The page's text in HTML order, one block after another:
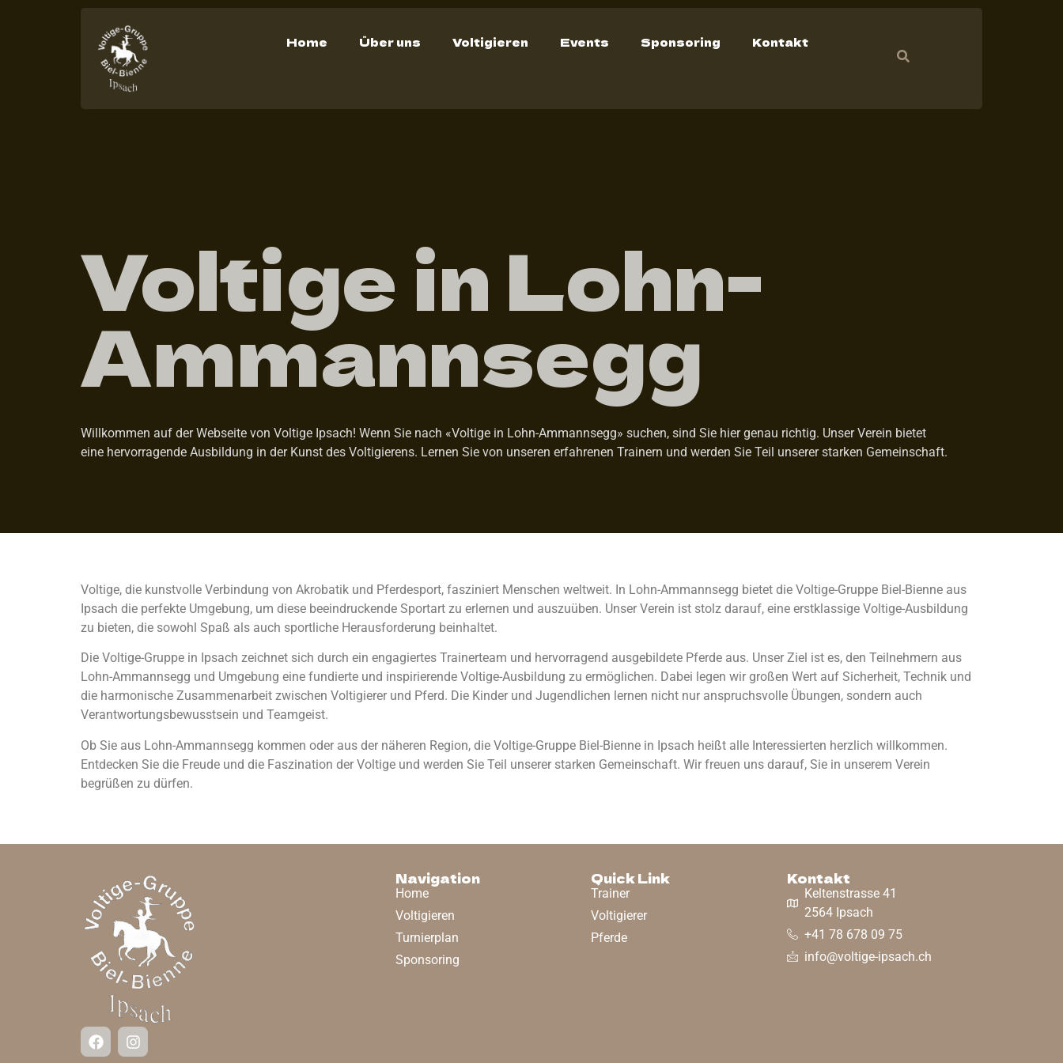
Home Über uns Voltigieren Events Sponsoring Kontakt
Voltige in Lohn-
Ammannsegg
Willkommen auf der Webseite von Voltige Ipsach! Wenn Sie nach «Voltige in Lohn-Ammannsegg» suchen, sind Sie hier genau richtig. Unser Verein bietet
eine hervorragende Ausbildung in der Kunst des Voltigierens. Lernen Sie von unseren erfahrenen Trainern und werden Sie Teil unserer starken Gemeinschaft.
Voltige, die kunstvolle Verbindung von Akrobatik und Pferdesport, fasziniert Menschen weltweit. In Lohn-Ammannsegg bietet die Voltige-Gruppe Biel-Bienne aus
Ipsach die perfekte Umgebung, um diese beeindruckende Sportart zu erlernen und auszuüben. Unser Verein ist stolz darauf, eine erstklassige Voltige-Ausbildung
zu bieten, die sowohl Spaß als auch sportliche Herausforderung beinhaltet.
Die Voltige-Gruppe in Ipsach zeichnet sich durch ein engagiertes Trainerteam und hervorragend ausgebildete Pferde aus. Unser Ziel ist es, den Teilnehmern aus
Lohn-Ammannsegg und Umgebung eine fundierte und inspirierende Voltige-Ausbildung zu ermöglichen. Dabei legen wir großen Wert auf Sicherheit, Technik und
die harmonische Zusammenarbeit zwischen Voltigierer und Pferd. Die Kinder und Jugendlichen lernen nicht nur anspruchsvolle Übungen, sondern auch
Verantwortungsbewusstsein und Teamgeist.
Ob Sie aus Lohn-Ammannsegg kommen oder aus der näheren Region, die Voltige-Gruppe Biel-Bienne in Ipsach heißt alle Interessierten herzlich willkommen.
Entdecken Sie die Freude und die Faszination der Voltige und werden Sie Teil unserer starken Gemeinschaft. Wir freuen uns darauf, Sie in unserem Verein
begrüßen zu dürfen.
Navigation
Home
Voltigieren
Turnierplan
Sponsoring
Quick Link
Trainer
Voltigierer
Pferde
Kontakt
Keltenstrasse 41
2564 Ipsach
+41 78 678 09 75
info@voltige-ipsach.ch